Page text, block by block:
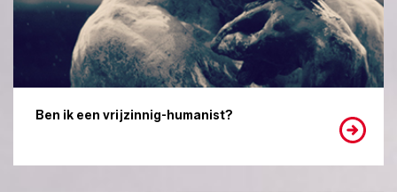
Ben ik een vrijzinnig-humanist?